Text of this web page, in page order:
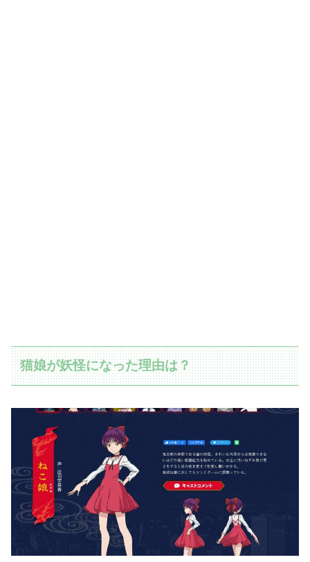
猫娘が妖怪になった理由は？